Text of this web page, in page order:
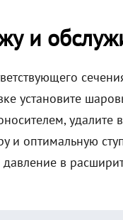
и
установите
удалите
и оптимальную
в